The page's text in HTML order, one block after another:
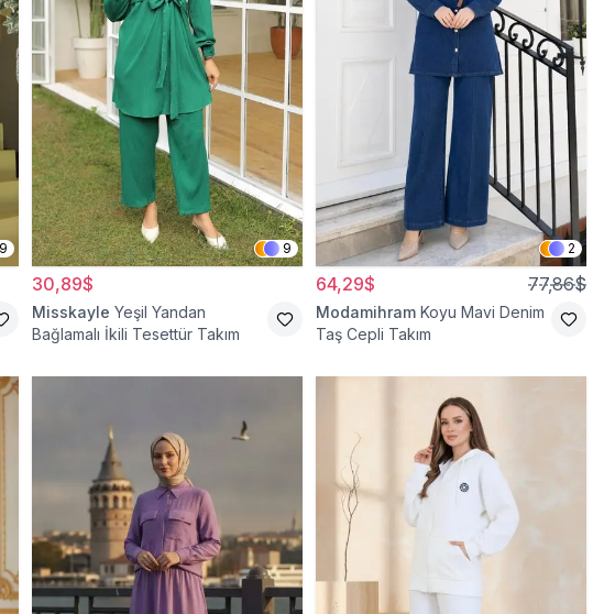
9 9
30,89$
Misskayle Yeşil Yandan
Bağlamalı İkili Tesettür Takım
2
64,29$ 77,86$
Modamihram Koyu Mavi Denim
Taş Cepli Takım